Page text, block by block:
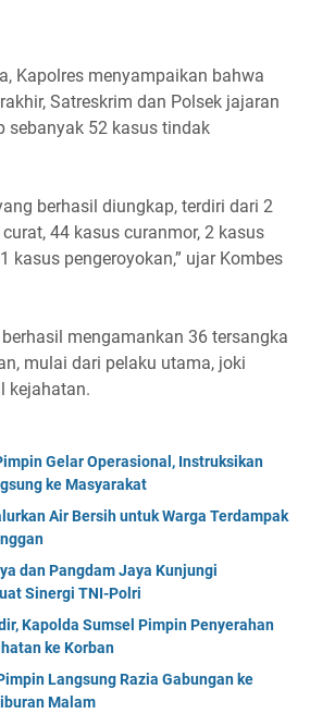
Kapolres menyampaikan bahwa
Satreskrim dan Polsek jajaran
sebanyak 52 kasus tindak
berhasil diungkap, terdiri dari 2
44 kasus curanmor, 2 kasus
kasus pengeroyokan,” ujar Kombes
mengamankan 36 tersangka
mulai dari pelaku utama, joki
kejahatan.
Gelar Operasional, Instruksikan
ke Masyarakat
Air Bersih untuk Warga Terdampak
dan Pangdam Jaya Kunjungi
Sinergi TNI-Polri
Kapolda Sumsel Pimpin Penyerahan
ke Korban
Langsung Razia Gabungan ke
Malam